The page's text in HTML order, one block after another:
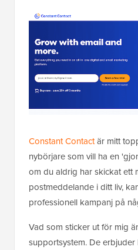
Constant Contactär mitt
nybörjare som vill ha en
om du aldrig har skickat ett
postmeddelande i ditt liv,
professionell kampanj på
Vad som sticker ut för mig
supportsystem. De